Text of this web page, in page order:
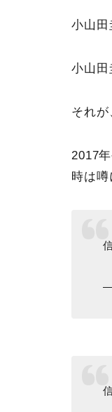
小山田
小山田
それ
2017
時は噂
—